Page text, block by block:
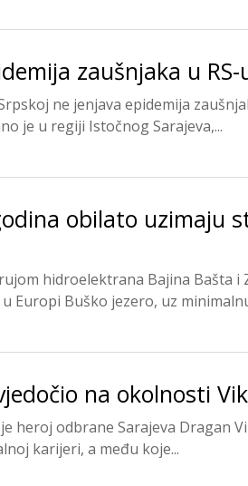
zaušnjaka u RS-
ne jenjava epidemija
je u regiji Istočnog Sarajeva,...
obilato uzimaju
hidroelektrana Bajina Bašta i
Europi Buško jezero, uz
na okolnosti
heroj odbrane Sarajeva Dragan
karijeri, a među koje...